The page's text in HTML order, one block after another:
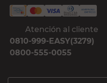
Atención al cliente
0810-999-EASY(3279)
0800-555-0055